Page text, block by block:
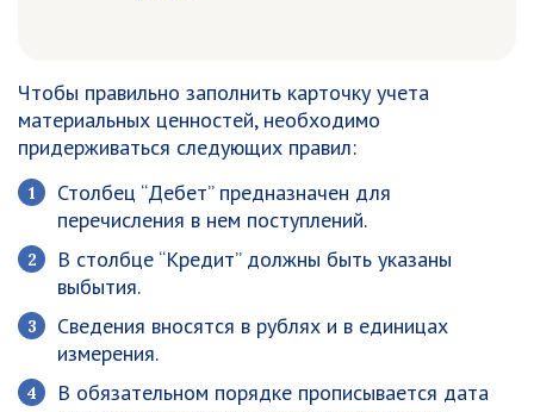
Чтобы правильно заполнить карточку учета
материальных ценностей, необходимо
придерживаться следующих правил:
Столбец “Дебет” предназначен для
перечисления в нем поступлений.
В столбце “Кредит” должны быть указаны
выбытия.
Сведения вносятся в рублях и в единицах
измерения.
В обязательном порядке прописывается дата